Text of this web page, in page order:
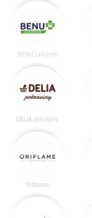
BENU Lekáreň
DELIA potraviny
Oriflame